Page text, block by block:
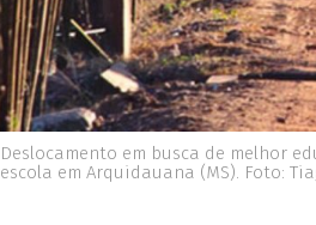
Deslocamento em busca de melhor
escola em Arquidauana (MS). Foto: